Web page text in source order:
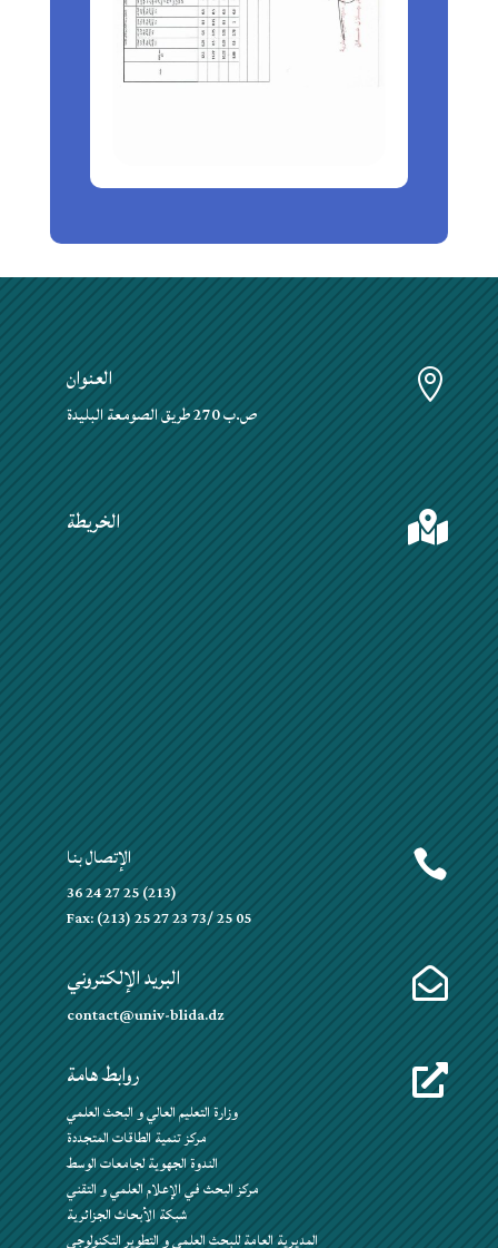
 العنوان
ص.ب 270 طريق الصومعة البليدة
 الخريطة
 الإتصال بنا
(213) 25 27 24 36
Fax: (213) 25 27 23 73/ 25 05
 البريد الإلكتروني
contact@univ-blida.dz
 روابط هامة
وزارة التعليم العالي و البحث العلمي
مركز تنمية الطاقات المتجددة
الندوة الجهوية لجامعات الوسط
مركز البحث في الإعلام العلمي و التقني
شبكة الأبحاث الجزائرية
المديرية العامة للبحث العلمي و التطوير التكنولوجي